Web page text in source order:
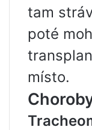
tam
poté
místo.